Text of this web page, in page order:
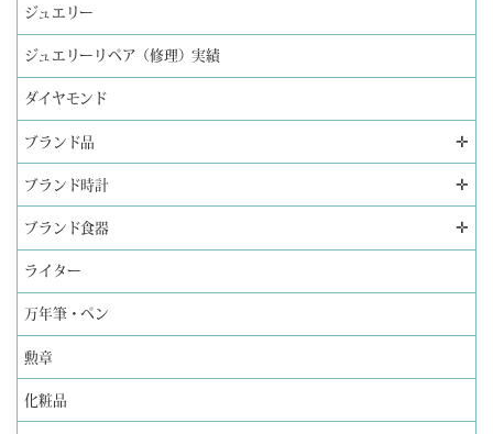
ジュエリー
ジュエリーリペア（修理）実績
ダイヤモンド
ブランド品 ✛
ブランド時計 ✛
ブランド食器 ✛
ライター
万年筆・ペン
勲章
化粧品